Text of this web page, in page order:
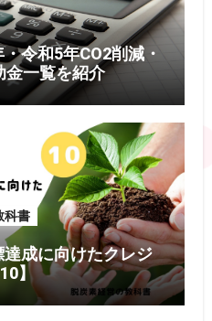
令和5年CO2削減・
金一覧を紹介
科書
成に向けたクレジ
】